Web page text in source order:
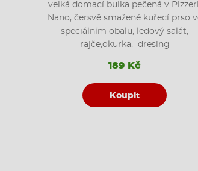
velká domací bulka pečená v
Nano, čersvě smažené kuřecí prso
speciálním obalu, ledový salát,
rajče,okurka, dresing
189 Kč
Koupit